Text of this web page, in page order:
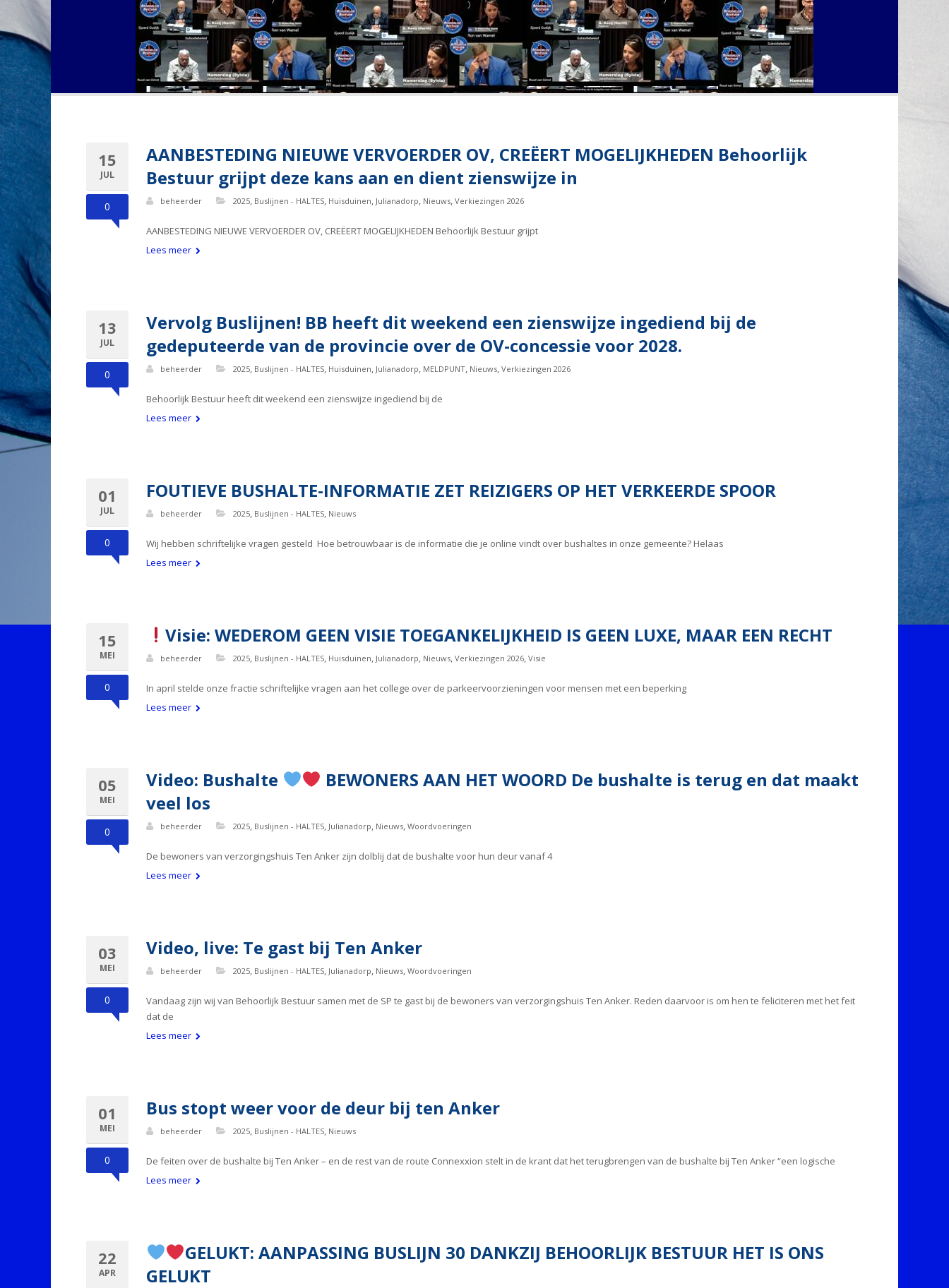
15
JUL
0
AANBESTEDING NIEUWE VERVOERDER OV, CREËERT MOGELIJKHEDEN Behoorlijk
Bestuur grijpt deze kans aan en dient zienswijze in
beheerder 2025, Buslijnen - HALTES, Huisduinen, Julianadorp, Nieuws, Verkiezingen 2026
AANBESTEDING NIEUWE VERVOERDER OV, CREËERT MOGELIJKHEDEN Behoorlijk Bestuur grijpt
Lees meer
13
JUL
0
Vervolg Buslijnen! BB heeft dit weekend een zienswijze ingediend bij de
gedeputeerde van de provincie over de OV-concessie voor 2028.
beheerder 2025, Buslijnen - HALTES, Huisduinen, Julianadorp, MELDPUNT, Nieuws, Verkiezingen 2026
Behoorlijk Bestuur heeft dit weekend een zienswijze ingediend bij de
Lees meer
01
JUL
0
FOUTIEVE BUSHALTE-INFORMATIE ZET REIZIGERS OP HET VERKEERDE SPOOR
beheerder 2025, Buslijnen - HALTES, Nieuws
Wij hebben schriftelijke vragen gesteld Hoe betrouwbaar is de informatie die je online vindt over bushaltes in onze gemeente? Helaas
Lees meer
15
MEI
0
Visie: WEDEROM GEEN VISIE TOEGANKELIJKHEID IS GEEN LUXE, MAAR EEN RECHT
beheerder 2025, Buslijnen - HALTES, Huisduinen, Julianadorp, Nieuws, Verkiezingen 2026, Visie
In april stelde onze fractie schriftelijke vragen aan het college over de parkeervoorzieningen voor mensen met een beperking
Lees meer
05
MEI
0
Video: Bushalte
BEWONERS AAN HET WOORD De bushalte is terug en dat maakt
veel los
beheerder 2025, Buslijnen - HALTES, Julianadorp, Nieuws, Woordvoeringen
De bewoners van verzorgingshuis Ten Anker zijn dolblij dat de bushalte voor hun deur vanaf 4
Lees meer
03
MEI
0
Video, live: Te gast bij Ten Anker
beheerder 2025, Buslijnen - HALTES, Julianadorp, Nieuws, Woordvoeringen
Vandaag zijn wij van Behoorlijk Bestuur samen met de SP te gast bij de bewoners van verzorgingshuis Ten Anker. Reden daarvoor is om hen te feliciteren met het feit
dat de
Lees meer
01
MEI
0
Bus stopt weer voor de deur bij ten Anker
beheerder 2025, Buslijnen - HALTES, Nieuws
De feiten over de bushalte bij Ten Anker – en de rest van de route Connexxion stelt in de krant dat het terugbrengen van de bushalte bij Ten Anker “een logische
Lees meer
22
APR
GELUKT: AANPASSING BUSLIJN 30 DANKZIJ BEHOORLIJK BESTUUR HET IS ONS
GELUKT